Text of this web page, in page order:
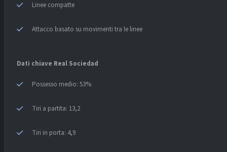
Linee compatte
Attacco basato su movimenti tra le linee
Dati chiave Real Sociedad
Possesso medio: 53%
Tiri a partita: 13,2
Tiri in porta: 4,9